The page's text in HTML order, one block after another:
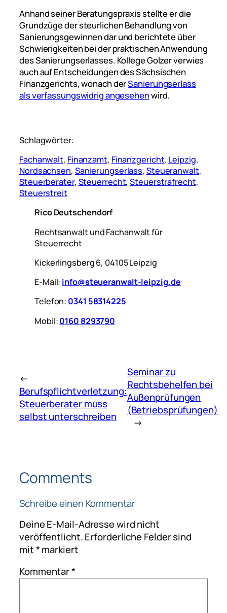
Anhand seiner Beratungspraxis stellte er die
Grundzüge der steurlichen Behandlung von
Sanierungsgewinnen dar und berichtete über
Schwierigkeiten bei der praktischen Anwendung
des Sanierungserlasses. Kollege Golzer verwies
auch auf Entscheidungen des Sächsischen
Finanzgerichts, wonach derSanierungserlass
als verfassungswidrig angesehenwird.
Schlagwörter:
Fachanwalt, Finanzamt, Finanzgericht, Leipzig
Nordsachsen, Sanierungserlass, Steueranwalt
Steuerberater, Steuerrecht, Steuerstrafrecht
Steuerstreit
Rico Deutschendorf
Rechtsanwalt und Fachanwalt für
Steuerrecht
Kickerlingsberg 6, 04105 Leipzig
E-Mail: info@steueranwalt-leipzig.de
Telefon: 0341 58314225
Mobil:0160 8293790
←
Berufspflichtverletzung:
Steuerberater muss
selbst unterschreiben
Seminar zu
Rechtsbehelfen bei
Außenprüfungen
(Betriebsprüfungen)
→
Comments
Schreibe einen Kommentar
Deine E-Mail-Adresse wird nicht
veröffentlicht.Erforderliche Felder sind
mit*markiert
Kommentar*